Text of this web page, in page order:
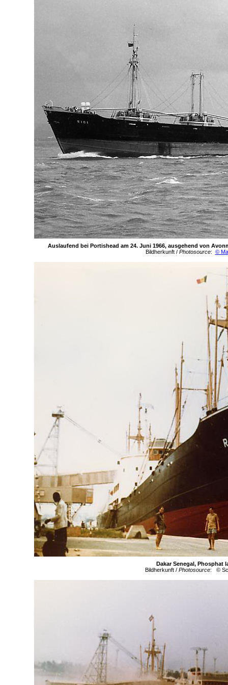
Auslaufend bei Portishead am 24. Juni 1966, ausgehend von
Bildherkunft / Photosource: ©
Dakar Senegal, Phosphat
Bildherkunft / Photosource: ©